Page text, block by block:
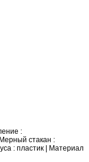
:
стакан :
: пластик | Материал